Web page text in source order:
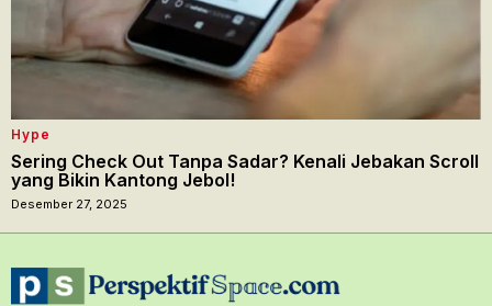
Hype
Sering Check Out Tanpa Sadar? Kenali Jebakan Scroll
yang Bikin Kantong Jebol!
Desember 27, 2025